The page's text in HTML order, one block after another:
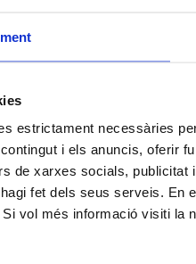
estrictament necessàries
i els anuncis, oferir
de xarxes socials,
fet dels seus serveis. En
vol més informació visiti la